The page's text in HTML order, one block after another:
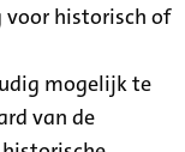
voor historisch of
mogelijk te
van de